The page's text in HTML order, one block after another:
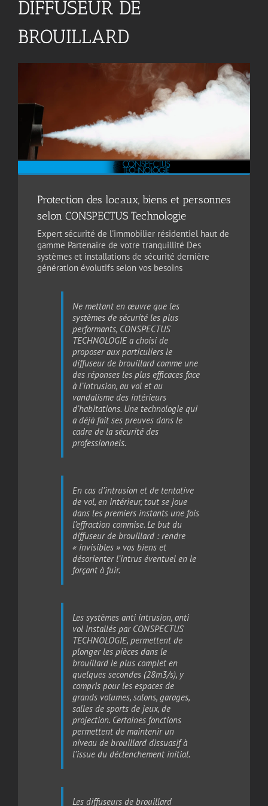
DIFFUSEUR DE
BROUILLARD
Protection des locaux, biens et personnes
selon CONSPECTUS Technologie
Expert sécurité de l'immobilier résidentiel haut de
gamme Partenaire de votre tranquillité Des
systèmes et installations de sécurité dernière
génération évolutifs selon vos besoins
Ne mettant en œuvre que les
systèmes de sécurité les plus
performants, CONSPECTUS
TECHNOLOGIE a choisi de
proposer aux particuliers le
diffuseur de brouillard comme une
des réponses les plus efficaces face
à l’intrusion, au vol et au
vandalisme des intérieurs
d’habitations. Une technologie qui
a déjà fait ses preuves dans le
cadre de la sécurité des
professionnels.
En cas d’intrusion et de tentative
de vol, en intérieur, tout se joue
dans les premiers instants une fois
l’effraction commise. Le but du
diffuseur de brouillard : rendre
« invisibles » vos biens et
désorienter l’intrus éventuel en le
forçant à fuir.
Les systèmes anti intrusion, anti
vol installés par CONSPECTUS
TECHNOLOGIE, permettent de
plonger les pièces dans le
brouillard le plus complet en
quelques secondes (28m3/s), y
compris pour les espaces de
grands volumes, salons, garages,
salles de sports de jeux, de
projection. Certaines fonctions
permettent de maintenir un
niveau de brouillard dissuasif à
l’issue du déclenchement initial.
Les diffuseurs de brouillard